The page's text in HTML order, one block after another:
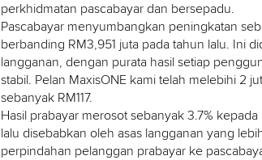
perkhidmatan pascabayar dan bersepadu.
Pascabayar menyumbangkan peningkatan
berbanding RM3,951 juta pada tahun lalu. Ini
langganan, dengan purata hasil setiap
stabil. Pelan MaxisONE kami telah melebihi 2
sebanyak RM117.
Hasil prabayar merosot sebanyak 3.7%
lalu disebabkan oleh asas langganan yang
perpindahan pelanggan prabayar ke